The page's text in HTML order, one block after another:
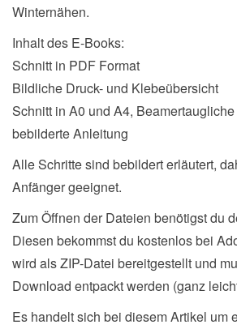
Winternähen.
Inhalt des E-Books:
Schnitt in PDF Format
Bildliche Druck- und Klebeübersicht
Schnitt in A0 und A4,
bebilderte Anleitung
Alle Schritte sind bebildert erläutert,
Anfänger geeignet.
Zum Öffnen der Dateien benötigst du
Diesen bekommst du kostenlos bei
wird als ZIP-Datei bereitgestellt und
Download entpackt werden (ganz
Es handelt sich bei diesem Artikel um